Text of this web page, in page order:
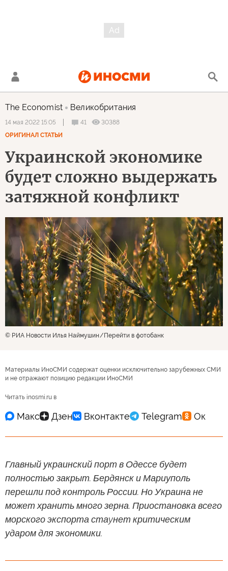
The Economist Великобритания
14 мая 2022 15:05 41
30388
ОРИГИНАЛ СТАТЬИ
Украинской экономике
будет сложно выдержать
затяжной конфликт
© РИА Новости Илья Наймушин Перейти в фотобанк
Материалы ИноСМИ содержат оценки исключительно зарубежных СМИ
и не отражают позицию редакции ИноСМИ
Читать inosmi.ru в
Главный украинский порт в Одессе будет
полностью закрыт. Бердянск и Мариуполь
перешли под контроль России. Но Украина не
может хранить много зерна. Приостановка всего
морского экспорта стаyнет критическим
ударом для экономики.